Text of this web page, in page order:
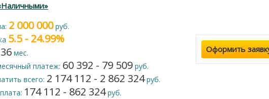
2 000 000руб.
5.5 - 24.99%
36 мес.
платеж: 60 392 - 79 509 руб.
всего: 2 174 112 - 2 862 324руб.
174 112 - 862 324руб.
Оформить